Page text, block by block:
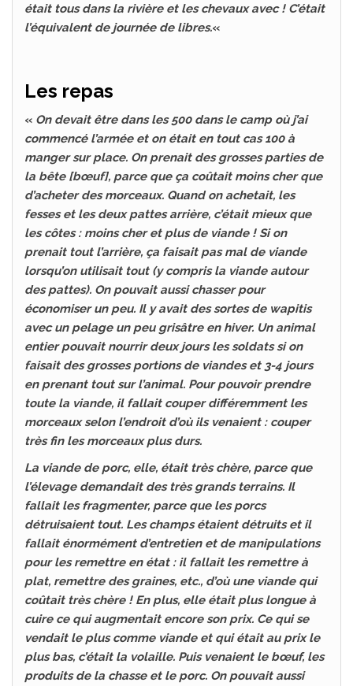
était tous dans la rivière et les chevaux avec ! C’était
l’équivalent de journée de libres.«
Les repas
« On devait être dans les 500 dans le camp où j’ai
commencé l’armée et on était en tout cas 100 à
manger sur place. On prenait des grosses parties de
la bête [bœuf], parce que ça coûtait moins cher que
d’acheter des morceaux. Quand on achetait, les
fesses et les deux pattes arrière, c’était mieux que
les côtes : moins cher et plus de viande ! Si on
prenait tout l’arrière, ça faisait pas mal de viande
lorsqu’on utilisait tout (y compris la viande autour
des pattes). On pouvait aussi chasser pour
économiser un peu. Il y avait des sortes de wapitis
avec un pelage un peu grisâtre en hiver. Un animal
entier pouvait nourrir deux jours les soldats si on
faisait des grosses portions de viandes et 3-4 jours
en prenant tout sur l’animal. Pour pouvoir prendre
toute la viande, il fallait couper différemment les
morceaux selon l’endroit d’où ils venaient : couper
très fin les morceaux plus durs.
La viande de porc, elle, était très chère, parce que
l’élevage demandait des très grands terrains. Il
fallait les fragmenter, parce que les porcs
détruisaient tout. Les champs étaient détruits et il
fallait énormément d’entretien et de manipulations
pour les remettre en état : il fallait les remettre à
plat, remettre des graines, etc., d’où une viande qui
coûtait très chère ! En plus, elle était plus longue à
cuire ce qui augmentait encore son prix. Ce qui se
vendait le plus comme viande et qui était au prix le
plus bas, c’était la volaille. Puis venaient le bœuf, les
produits de la chasse et le porc. On pouvait aussi